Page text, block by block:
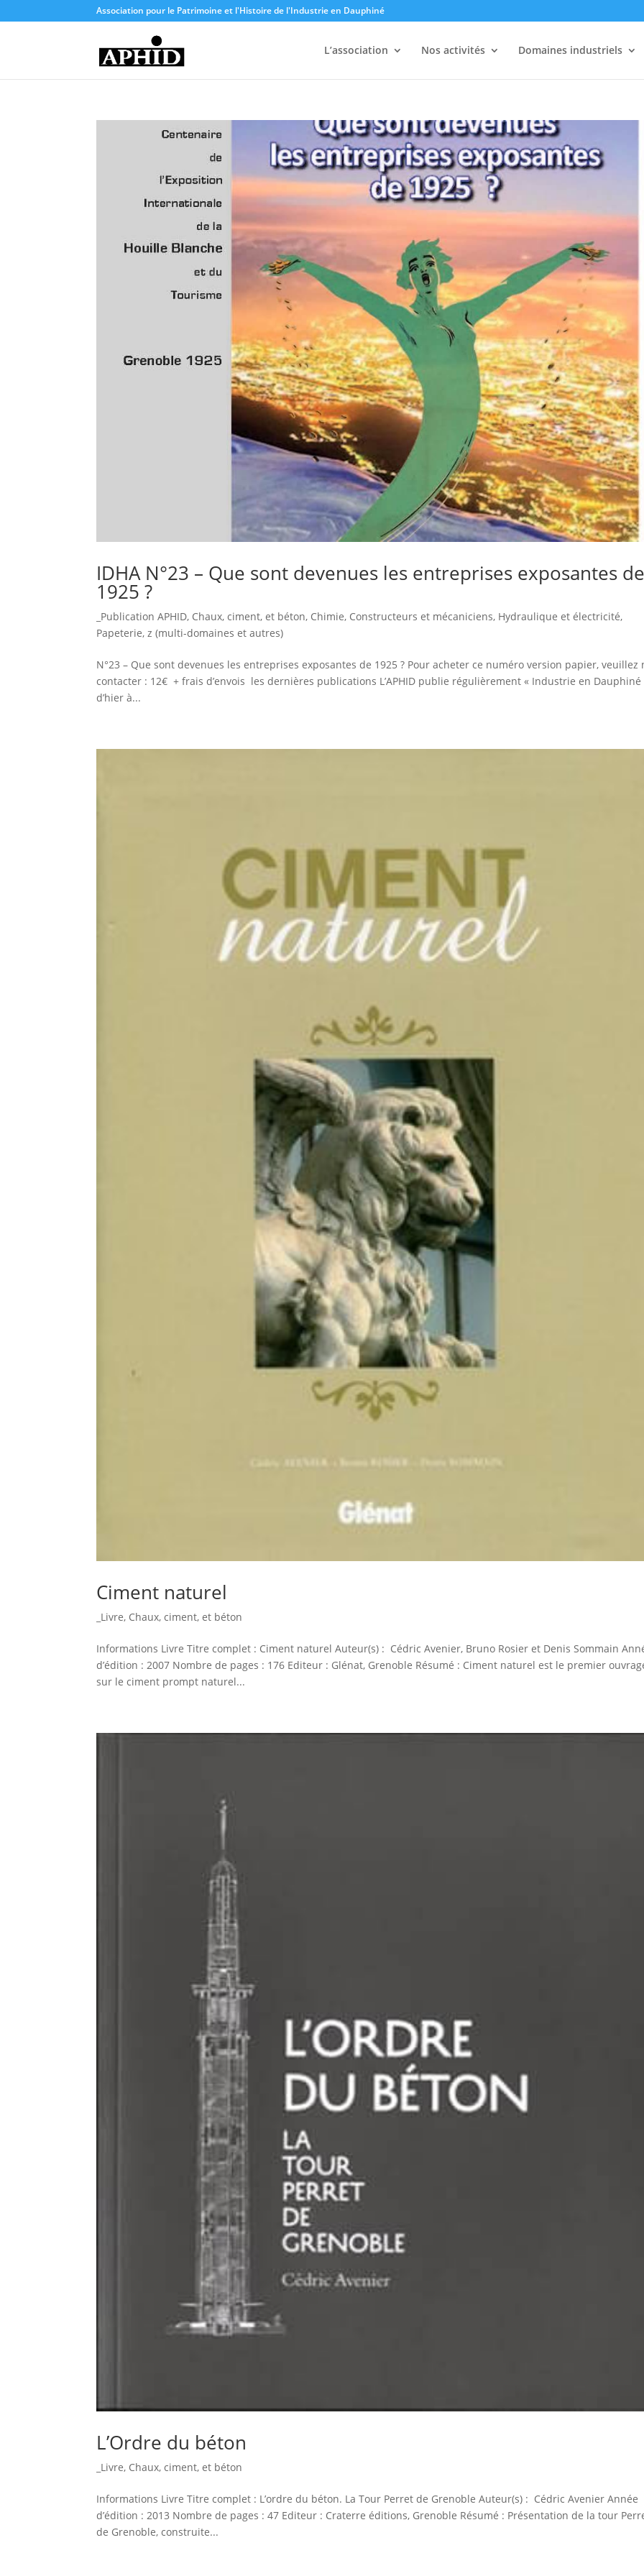
Association pour le Patrimoine et l'Histoire de l'Industrie en Dauphiné
L’association Nos activités Domaines industriels
IDHA N°23 – Que sont devenues les entreprises exposantes
1925 ?
_Publication APHID, Chaux, ciment, et béton, Chimie, Constructeurs et mécaniciens, Hydraulique et électricité,
Papeterie,z (multi-domaines et autres)
N°23 – Que sont devenues les entreprises exposantes de 1925 ? Pour acheter ce numéro version papier, veuillez
contacter : 12€ + frais d’envois les dernières publications L’APHID publie régulièrement « Industrie en Dauphiné
d’hier à...
Ciment naturel
_Livre, Chaux, ciment, et béton
Informations Livre Titre complet : Ciment naturel Auteur(s) : Cédric Avenier, Bruno Rosier et Denis Sommain
d’édition : 2007 Nombre de pages : 176 Editeur : Glénat, Grenoble Résumé : Ciment naturel est le premier
sur le ciment prompt naturel...
L’Ordre du béton
_Livre, Chaux, ciment, et béton
Informations Livre Titre complet : L’ordre du béton. La Tour Perret de Grenoble Auteur(s) : Cédric Avenier Année
d’édition : 2013 Nombre de pages : 47 Editeur : Craterre éditions, Grenoble Résumé : Présentation de la tour
de Grenoble, construite...